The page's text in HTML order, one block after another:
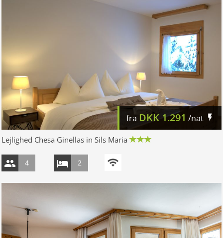
fra DKK 1.291 /nat
Lejlighed Chesa Ginellas in Sils Maria
4 2